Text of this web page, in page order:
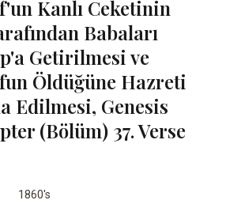
Kanlı Ceketinin
Babaları
Getirilmesi ve
Öldüğüne Hazreti
Edilmesi, Genesis
(Bölüm) 37. Verse
1860's